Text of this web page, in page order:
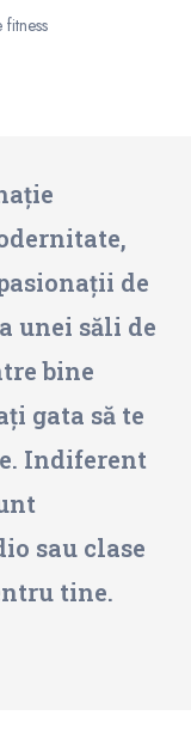
de
unei săli de
bine
gata să te
Indiferent
sau clase
tine.